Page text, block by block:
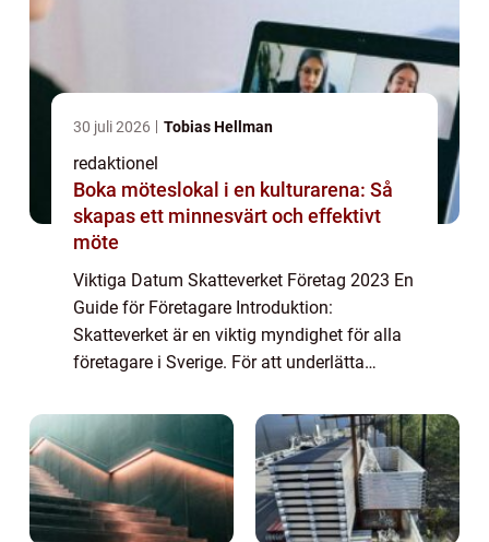
30 juli 2026 Tobias Hellman
redaktionel
Boka möteslokal i en kulturarena: Så
skapas ett minnesvärt och effektivt
möte
Viktiga Datum Skatteverket Företag 2023 En
Guide för Företagare Introduktion:
Skatteverket är en viktig myndighet för alla
företagare i Sverige. För att underlätta
och förbättra den ekonomiska planeringen,
fa...